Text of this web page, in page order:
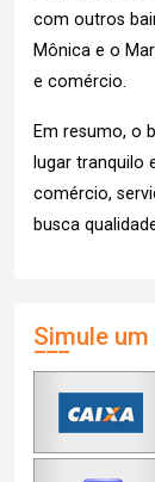
com outros
Mônica e o
e comércio.
Em resumo, o
lugar tranquilo
comércio,
busca
Simule